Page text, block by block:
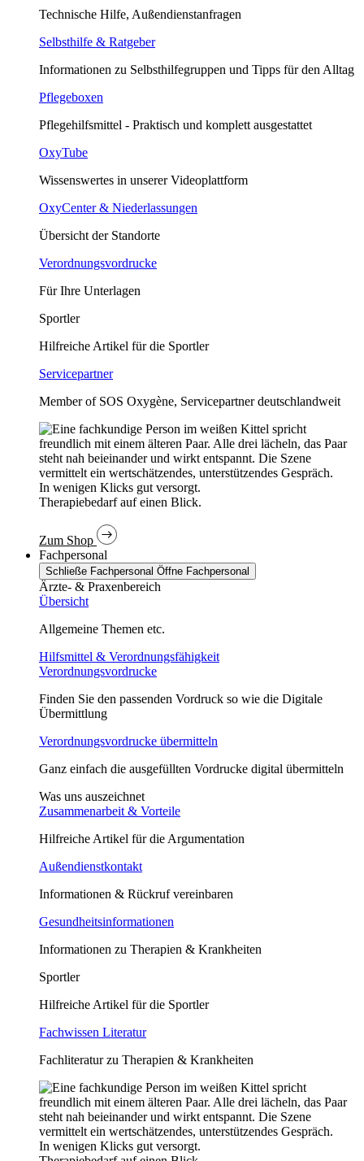
Technische Hilfe, Außendienstanfragen
Selbsthilfe & Ratgeber
Informationen zu Selbsthilfegruppen und Tipps für den Alltag
Pflegeboxen
Pflegehilfsmittel - Praktisch und komplett ausgestattet
OxyTube
Wissenswertes in unserer Videoplattform
OxyCenter & Niederlassungen
Übersicht der Standorte
Verordnungsvordrucke
Für Ihre Unterlagen
Sportler
Hilfreiche Artikel für die Sportler
Servicepartner
Member of SOS Oxygène, Servicepartner deutschlandweit
In wenigen Klicks gut versorgt.
Therapiebedarf auf einen Blick.
Zum Shop
Fachpersonal
Schließe Fachpersonal Öffne Fachpersonal
Ärzte- & Praxenbereich
Übersicht
Allgemeine Themen etc.
Hilfsmittel & Verordnungsfähigkeit
Verordnungsvordrucke
Finden Sie den passenden Vordruck so wie die Digitale
Übermittlung
Verordnungsvordrucke übermitteln
Ganz einfach die ausgefüllten Vordrucke digital übermitteln
Was uns auszeichnet
Zusammenarbeit & Vorteile
Hilfreiche Artikel für die Argumentation
Außendienstkontakt
Informationen & Rückruf vereinbaren
Gesundheitsinformationen
Informationen zu Therapien & Krankheiten
Sportler
Hilfreiche Artikel für die Sportler
Fachwissen Literatur
Fachliteratur zu Therapien & Krankheiten
In wenigen Klicks gut versorgt.